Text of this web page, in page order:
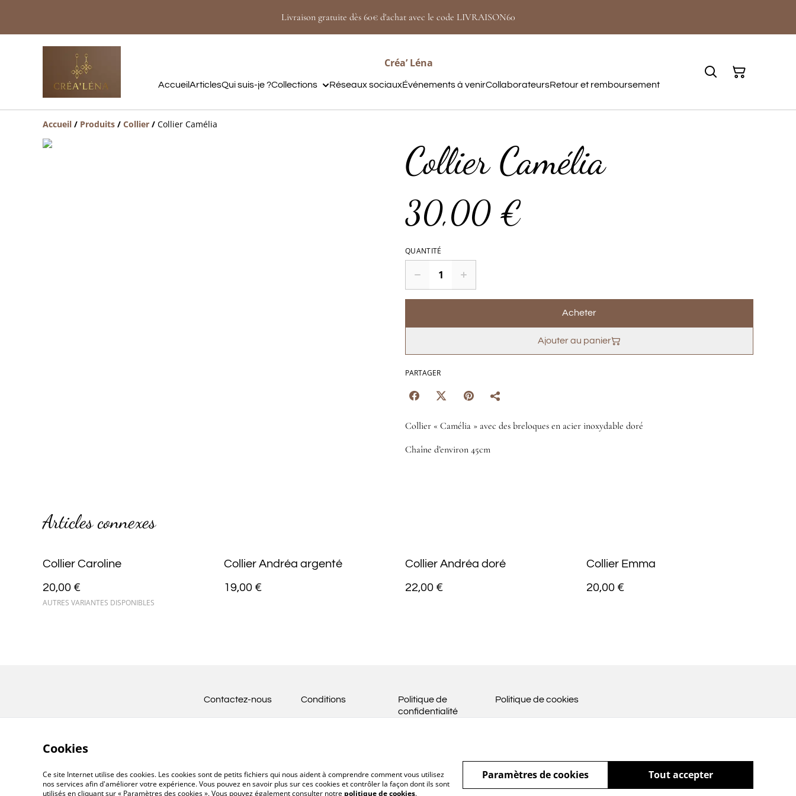
Livraison gratuite dès 60€ d'achat avec le code LIVRAISON60
Créa’ Léna
AccueilArticlesQui suis-je ?Collections Réseaux sociauxÉvénements à venirCollaborateursRetour et remboursement
Accueil / Produits / Collier / Collier Camélia
Collier Camélia
30,00 €
QUANTITÉ
Acheter
Ajouter au panier
PARTAGER
Collier « Camélia » avec des breloques en acier inoxydable doré
Chaîne d’environ 45cm
Articles connexes
Collier Caroline
20,00 €
AUTRES VARIANTES DISPONIBLES
Collier Andréa argenté
19,00 €
Collier Andréa doré
22,00 €
Collier Emma
20,00 €
Contactez-nous Conditions
Politique de
confidentialité
Politique de cookies
Cookies
Ce site Internet utilise des cookies. Les cookies sont de petits fichiers qui nous aident à comprendre comment vous utilisez
nos services afin d'améliorer votre expérience. Vous pouvez en savoir plus sur ces cookies et contrôler la façon dont ils sont
utilisés en cliquant sur « Paramètres des cookies ». Vous pouvez également consulter notre politique de cookies.
Tout accepter
Paramètres de cookies